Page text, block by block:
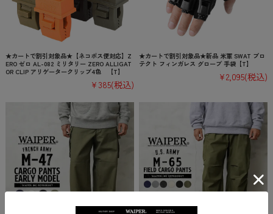
★カートで割引対象品★【ネコポス便対応】Z
ERO ゼロ AL-082 ミリタリー ZERO ALLIGAT
OR CLIP アリゲータークリップ4色 【T】
¥385(税込)
★カートで割引対象品★新品 米軍 SWAT プロ
テクト フィンガレス グローブ 手袋【T】
¥2,095(税込)